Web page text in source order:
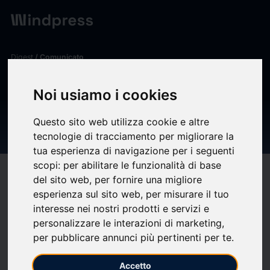
Noi usiamo i cookies
Questo sito web utilizza cookie e altre
tecnologie di tracciamento per migliorare la
tua esperienza di navigazione per i seguenti
scopi: per abilitare le funzionalità di base
del sito web, per fornire una migliore
esperienza sul sito web, per misurare il tuo
interesse nei nostri prodotti e servizi e
personalizzare le interazioni di marketing,
per pubblicare annunci più pertinenti per te.
Accetto
Digest/ Comunicato
BORGOSESIA PERFEZIONA
LACQUISTO DI ONEOSIX
Compatibilità help
(0)bookmark_borderupload Condividi
BORGOSESIA PERFEZIONA LACQUISTO DI ONEOSIX